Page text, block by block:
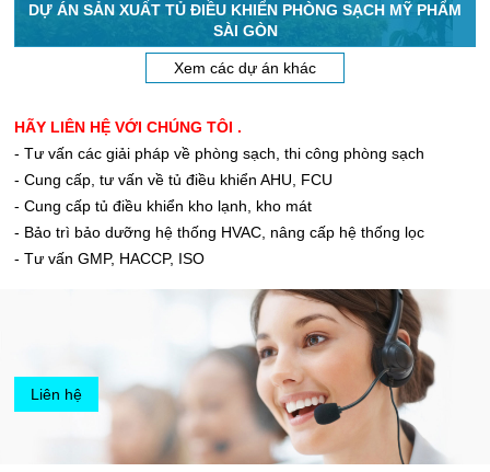
DỰ ÁN SẢN XUẤT TỦ ĐIỀU KHIỂN PHÒNG SẠCH MỸ PHẨM
SÀI GÒN
Xem các dự án khác
HÃY LIÊN HỆ VỚI CHÚNG TÔI .
- Tư vấn các giải pháp về phòng sạch, thi công phòng sạch
- Cung cấp, tư vấn về tủ điều khiển AHU, FCU
- Cung cấp tủ điều khiển kho lạnh, kho mát
- Bảo trì bảo dưỡng hệ thống HVAC, nâng cấp hệ thống lọc
- Tư vấn GMP, HACCP, ISO
Liên hệ